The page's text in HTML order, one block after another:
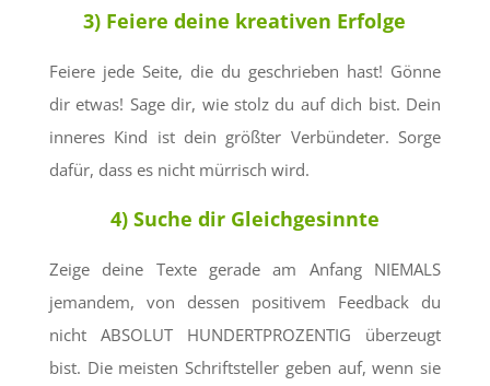
3) Feiere deine kreativen Erfolge
Feiere jede Seite, die du geschrieben hast! Gönne
dir etwas! Sage dir, wie stolz du auf dich bist. Dein
inneres Kind ist dein größter Verbündeter. Sorge
dafür, dass es nicht mürrisch wird.
4) Suche dir Gleichgesinnte
Zeige deine Texte gerade am Anfang NIEMALS
jemandem, von dessen positivem Feedback du
nicht ABSOLUT HUNDERTPROZENTIG überzeugt
bist. Die meisten Schriftsteller geben auf, wenn sie